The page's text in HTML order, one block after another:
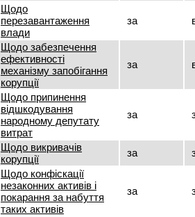
Щодо
перезавантаження
влади
за
Щодо забезпечення
ефективності
механізму запобігання
корупції
за
Щодо припинення
відшкодування
народному депутату
витрат
за
Щодо викривачів
корупції
за
Щодо конфіскації
незаконних активів і
покарання за набуття
таких активів
за